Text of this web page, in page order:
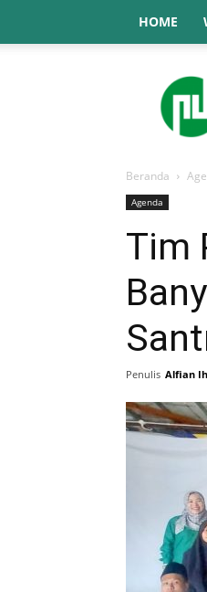
HOME
NU
Online
Beranda
Agenda
Tim
Penulis Alfian